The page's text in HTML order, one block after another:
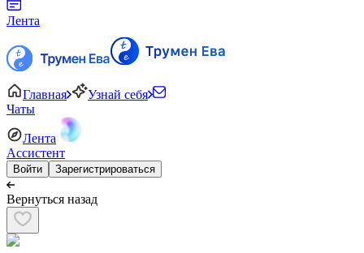
Лента
Главная
Узнай себя
Чаты
Лента
Ассистент
Войти Зарегистрироваться
Вернуться назад